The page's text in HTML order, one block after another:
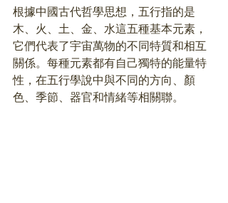
根據中國古代哲學思想，五行指的是
木、火、土、金、水這五種基本元素，
它們代表了宇宙萬物的不同特質和相互
關係。每種元素都有自己獨特的能量特
性，在五行學說中與不同的方向、顏
色、季節、器官和情緒等相關聯。